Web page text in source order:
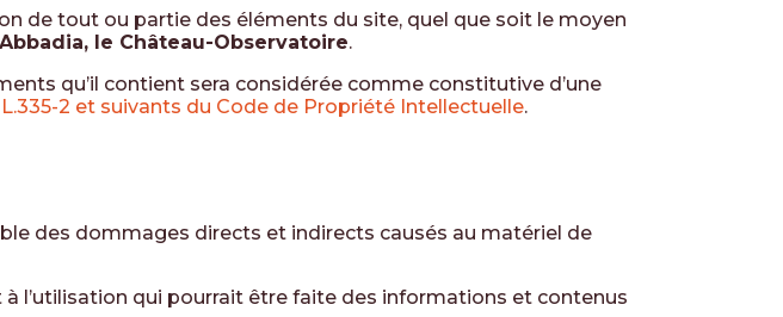
de tout ou partie des éléments du site, quel que soit le moyen
Abbadia, le Château-Observatoire.
qu’il contient sera considérée comme constitutive d’une
L.335-2 et suivants du Code de Propriété Intellectuelle.
des dommages directs et indirects causés au matériel de
l’utilisation qui pourrait être faite des informations et contenus